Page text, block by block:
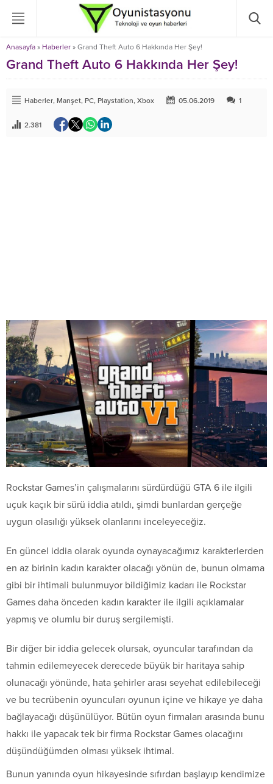
Anasayfa » Haberler » Grand Theft Auto 6 Hakkında Her Şey!
Grand Theft Auto 6 Hakkında Her Şey!
Haberler, Manşet, PC, Playstation, Xbox 05.06.2019 1
2.381
Rockstar Games’in çalışmalarını sürdürdüğü GTA 6 ile ilgili
uçuk kaçık bir sürü iddia atıldı, şimdi bunlardan gerçeğe
uygun olasılığı yüksek olanlarını inceleyeceğiz.
En güncel iddia olarak oyunda oynayacağımız karakterlerden
en az birinin kadın karakter olacağı yönün de, bunun olmama
gibi bir ihtimali bulunmuyor bildiğimiz kadarı ile Rockstar
Games daha önceden kadın karakter ile ilgili açıklamalar
yapmış ve olumlu bir duruş sergilemişti.
Bir diğer bir iddia gelecek olursak, oyuncular tarafından da
tahmin edilemeyecek derecede büyük bir haritaya sahip
olunacağı yönünde, hata şehirler arası seyehat edilebileceği
ve bu tecrübenin oyuncuları oyunun içine ve hikaye ye daha
bağlayacağı düşünülüyor. Bütün oyun firmaları arasında bunu
hakkı ile yapacak tek bir firma Rockstar Games olacağını
düşündüğümden olması yüksek ihtimal.
Bunun yanında oyun hikayesinde sıfırdan başlayıp kendimize